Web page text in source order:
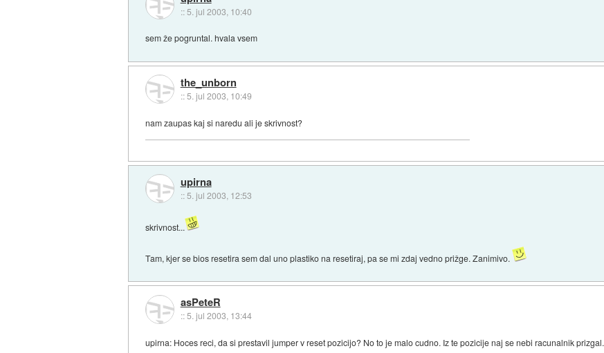
:: 5. jul 2003, 10:40
sem že pogruntal. hvala vsem
the_unborn
::5. jul 2003, 10:49
nam zaupas kaj si naredu ali je skrivnost?
upirna
:: 5. jul 2003, 12:53
skrivnost...
Tam, kjer se bios resetira sem dal uno plastiko na resetiraj, pa se mi zdaj vedno prižge. Zanimivo.
asPeteR
::5. jul 2003, 13:44
upirna: Hoces reci, da si prestavil jumper v reset pozicijo? No to je malo cudno. Iz te pozicije naj se nebi racunalnik prizgal.